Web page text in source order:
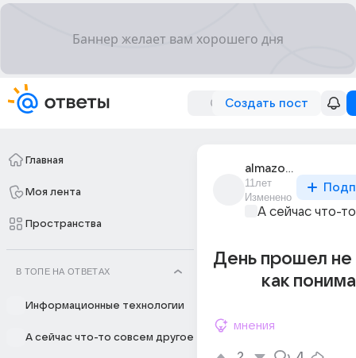
Создать пост
Главная
Моя лента
Пространства
В ТОПЕ НА ОТВЕТАХ
Информационные технологии
А сейчас что-то совсем другое
almazo4ka777
11лет
Изменено
А сейчас что-
День прошел не
как
мнения